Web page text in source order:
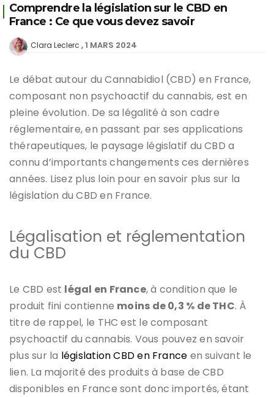
Comprendre la législation sur le CBD en
France : Ce que vous devez savoir
Clara Leclerc 1 MARS 2024
Le débat autour du Cannabidiol (CBD) en France,
composant non psychoactif du cannabis, est en
pleine évolution. De sa légalité à son cadre
réglementaire, en passant par ses applications
thérapeutiques, le paysage législatif du CBD a
connu d’importants changements ces dernières
années. Lisez plus loin pour en savoir plus sur la
législation du CBD en France.
Légalisation et réglementation
du CBD
Le CBD est légal en France, à condition que le
produit fini contienne moins de 0,3 % de THC. À
titre de rappel, le THC est le composant
psychoactif du cannabis. Vous pouvez en savoir
plus sur la législation CBD en France en suivant le
lien. La majorité des produits à base de CBD
disponibles en France sont donc importés, étant